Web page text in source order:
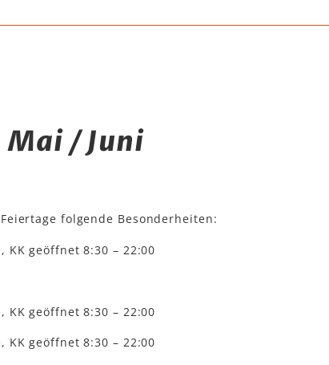
Mai / Juni
folgende Besonderheiten:
geöffnet 8:30 – 22:00
geöffnet 8:30 – 22:00
geöffnet 8:30 – 22:00